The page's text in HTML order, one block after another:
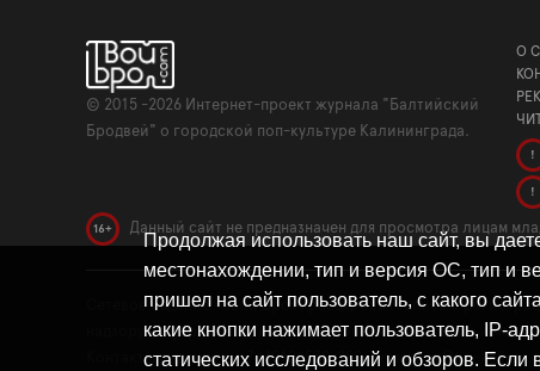
Продолжая использовать наш сайт, вы
местонахождении, тип и версия ОС, тип и
пришел на сайт пользователь, с какого
какие кнопки нажимает пользователь, IP-
статических исследований и обзоров.
© 2015 -2026 Интернет-проект журнала "Балтийский
Бродвей" о городской поп-культуре Калининграда.
О
!
!
16+ Данный сайт не предназначен для просмотра лицам
Сетевое издание «Твой Бро», реестровая запись о
надзору в сфере связи, информационных технологий и
Контакты редакции: +7 (4012) 530-280, broadway@kp-